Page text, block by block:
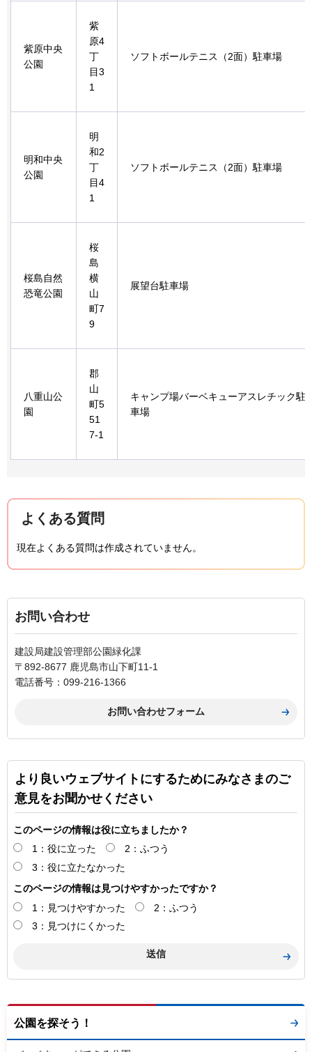
紫原中央
公園
紫
原4
丁
目3
1
ソフトボールテニス（2面）駐車場
明和中央
公園
明
和2
丁
目4
1
ソフトボールテニス（2面）駐車場
桜島自然
恐竜公園
桜
島
横
山
町7
9
展望台駐車場
八重山公
園
郡
山
町5
51
7-1
キャンプ場バーベキューアスレチック駐
車場
よくある質問
現在よくある質問は作成されていません。
お問い合わせ
建設局建設管理部公園緑化課
〒892-8677 鹿児島市山下町11-1
電話番号：099-216-1366
より良いウェブサイトにするためにみなさまのご
意見をお聞かせください
このページの情報は役に立ちましたか？
1：役に立った
2：ふつう
3：役に立たなかった
このページの情報は見つけやすかったですか？
1：見つけやすかった
2：ふつう
3：見つけにくかった
公園を探そう！